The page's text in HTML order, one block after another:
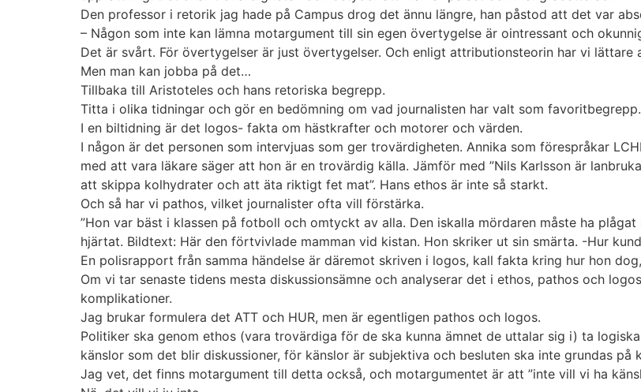
Den professor i retorik jag hade på Campus drog det ännu längre, han påstod att det var
– Någon som inte kan lämna motargument till sin egen övertygelse är ointressant och
Det är svårt. För övertygelser är just övertygelser. Och enligt attributionsteorin har vi
Men man kan jobba på det…
Tillbaka till Aristoteles och hans retoriska begrepp.
Titta i olika tidningar och gör en bedömning om vad journalisten har valt som favoritbegrepp.
I en biltidning är det logos- fakta om hästkrafter och motorer och värden.
I någon är det personen som intervjuas som ger trovärdigheten. Annika som förespråkar
med att vara läkare säger att hon är en trovärdig källa. Jämför med ”Nils Karlsson är
att skippa kolhydrater och att äta riktigt fet mat”. Hans ethos är inte så starkt.
Och så har vi pathos, vilket journalister ofta vill förstärka.
”Hon var bäst i klassen på fotboll och omtyckt av alla. Den iskalla mördaren måste ha
hjärtat. Bildtext: Här den förtvivlade mamman vid kistan. Hon skriker ut sin smärta. -Hur
En polisrapport från samma händelse är däremot skriven i logos, kall fakta kring hur hon
Om vi tar senaste tidens mesta diskussionsämne och analyserar det i ethos, pathos och
komplikationer.
Jag brukar formulera det ATT och HUR, men är egentligen pathos och logos.
Politiker ska genom ethos (vara trovärdiga för de ska kunna ämnet de uttalar sig i) ta
känslor som det blir diskussioner, för känslor är subjektiva och besluten ska inte grundas på
Jag vet, det finns motargument till detta också, och motargumentet är att ”inte vill vi ha